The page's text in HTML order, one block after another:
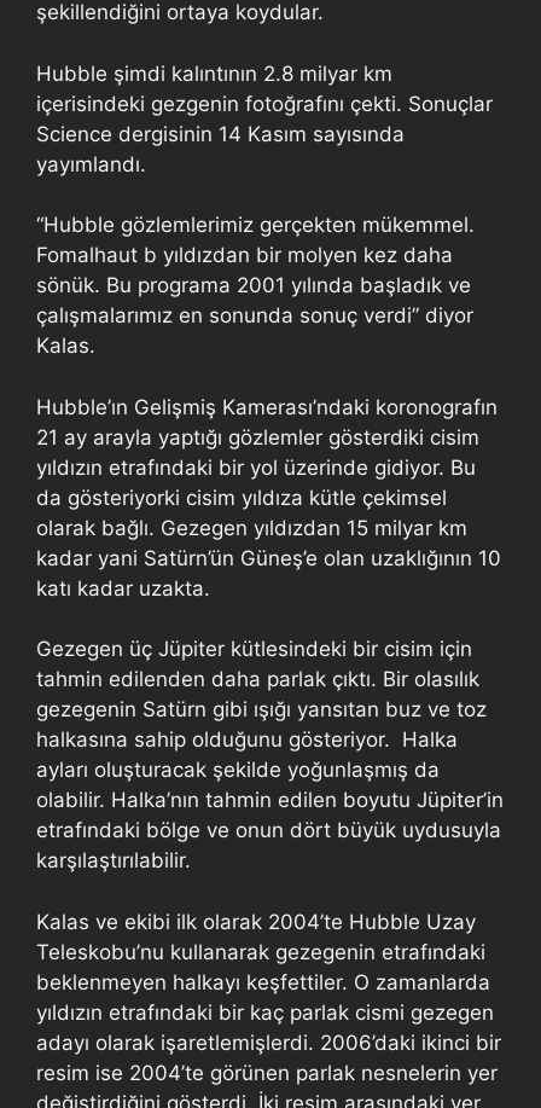
şekillendiğini ortaya koydular.
Hubble şimdi kalıntının 2.8 milyar km
içerisindeki gezgenin fotoğrafını çekti. Sonuçlar
Science dergisinin 14 Kasım sayısında
yayımlandı.
“Hubble gözlemlerimiz gerçekten mükemmel.
Fomalhaut b yıldızdan bir molyen kez daha
sönük. Bu programa 2001 yılında başladık ve
çalışmalarımız en sonunda sonuç verdi” diyor
Kalas.
Hubble’ın Gelişmiş Kamerası’ndaki koronografın
21 ay arayla yaptığı gözlemler gösterdiki cisim
yıldızın etrafındaki bir yol üzerinde gidiyor. Bu
da gösteriyorki cisim yıldıza kütle çekimsel
olarak bağlı. Gezegen yıldızdan 15 milyar km
kadar yani Satürn’ün Güneş’e olan uzaklığının 10
katı kadar uzakta.
Gezegen üç Jüpiter kütlesindeki bir cisim için
tahmin edilenden daha parlak çıktı. Bir olasılık
gezegenin Satürn gibi ışığı yansıtan buz ve toz
halkasına sahip olduğunu gösteriyor. Halka
ayları oluşturacak şekilde yoğunlaşmış da
olabilir. Halka’nın tahmin edilen boyutu Jüpiter’in
etrafındaki bölge ve onun dört büyük uydusuyla
karşılaştırılabilir.
Kalas ve ekibi ilk olarak 2004’te Hubble Uzay
Teleskobu’nu kullanarak gezegenin etrafındaki
beklenmeyen halkayı keşfettiler. O zamanlarda
yıldızın etrafındaki bir kaç parlak cismi gezegen
adayı olarak işaretlemişlerdi. 2006’daki ikinci bir
resim ise 2004’te görünen parlak nesnelerin yer
değiştirdiğini gösterdi. İki resim arasındaki yer